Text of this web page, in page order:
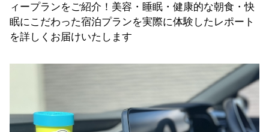
ィープランをご紹介！美容・睡眠・健康的な朝食・快
眠にこだわった宿泊プランを実際に体験したレポート
を詳しくお届けいたします